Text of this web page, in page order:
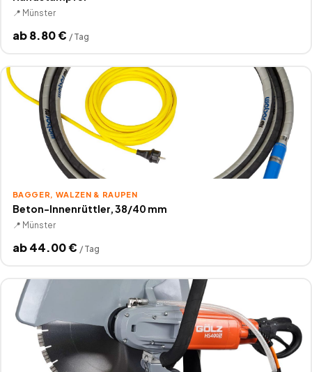
📍 Münster
ab8.80€ / Tag
BAGGER, WALZEN & RAUPEN
Beton-Innenrüttler, 38/40 mm
📍 Münster
ab44.00€ / Tag